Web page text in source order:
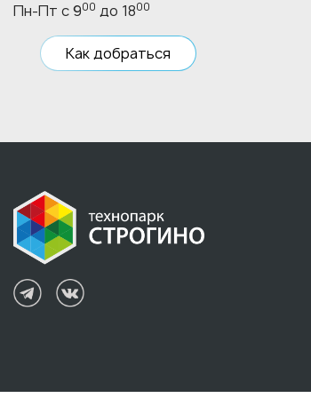
Пн-Пт с 900 до 1800
Как добраться